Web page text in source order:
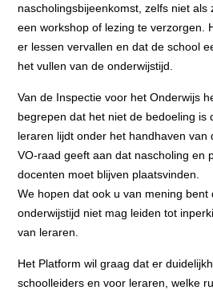
nascholingsbijeenkomst, zelfs niet als
een workshop of lezing te verzorgen.
er lessen vervallen en dat de school
het vullen van de onderwijstijd.
Van de Inspectie voor het Onderwijs
begrepen dat het niet de bedoeling is
leraren lijdt onder het handhaven van
VO-raad geeft aan dat nascholing en
docenten moet blijven plaatsvinden.
We hopen dat ook u van mening bent
onderwijstijd niet mag leiden tot
van leraren.
Het Platform wil graag dat er
schoolleiders en voor leraren, welke